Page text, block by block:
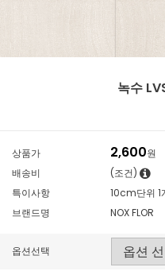
녹수
상품가 2,600원
배송비
(조건)
특이사항
10cm단위 1
브랜드명
NOX FLOR
옵션선택